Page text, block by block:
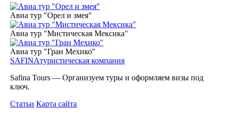
Авиа тур "Орел и змея"
Авиа тур "Мистическая Мексика"
Авиа тур "Гран Мехико"
SAFINAтуристическая компания
Safina Tours — Организуем туры и оформляем визы под
ключ.
Статьи Карта сайта